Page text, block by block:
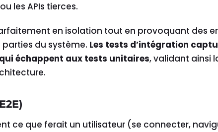
les APIs tierces.
en isolation tout en provoquant des
parties du système. Les tests d’intégration
échappent aux tests unitaires, validant ainsi
ce que ferait un utilisateur (se connecter,